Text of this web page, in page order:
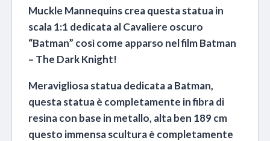
Muckle Mannequins crea questa statua in
scala 1:1 dedicata al Cavaliere oscuro
“Batman” così come apparso nel film Batman
– The Dark Knight!
Meravigliosa statua dedicata a Batman,
questa statua è completamente in fibra di
resina con base in metallo, alta ben 189 cm
questo immensa scultura è completamente